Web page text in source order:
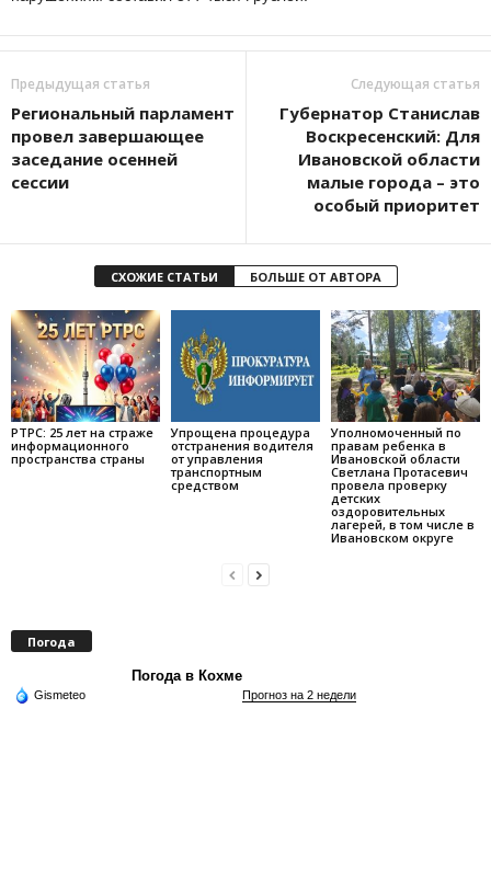
Предыдущая статья
Региональный парламент
провел завершающее
заседание осенней
сессии
Следующая статья
Губернатор Станислав
Воскресенский: Для
Ивановской области
малые города – это
особый приоритет
СХОЖИЕ СТАТЬИ БОЛЬШЕ ОТ АВТОРА
РТРС: 25 лет на страже
информационного
пространства страны
Упрощена процедура
отстранения водителя
от управления
транспортным
средством
Уполномоченный по
правам ребенка в
Ивановской области
Светлана Протасевич
провела проверку
детских
оздоровительных
лагерей, в том числе в
Ивановском округе
Погода
Погода в Кохме
Gismeteo Прогноз на 2 недели